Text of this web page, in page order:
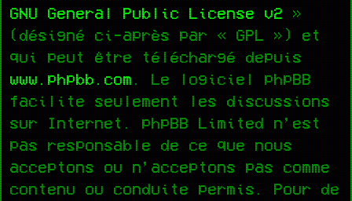
GNU General Public License v2 »
(désigné ci-après par « GPL ») et
qui peut être téléchargé depuis
www.phpbb.com . Le logiciel phpBB
facilite seulement les discussions
sur Internet. phpBB Limited n’est
pas responsable de ce que nous
acceptons ou n’acceptons pas comme
contenu ou conduite permis. Pour de